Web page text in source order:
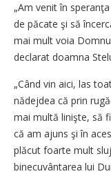
„Am venit în
de păcate şi să
mai mult voia
declarat doamna
„Când vin aici, las
nădejdea că prin
mai multă linişte, să
că am ajuns şi în
plăcut foarte mult
binecuvântarea lui